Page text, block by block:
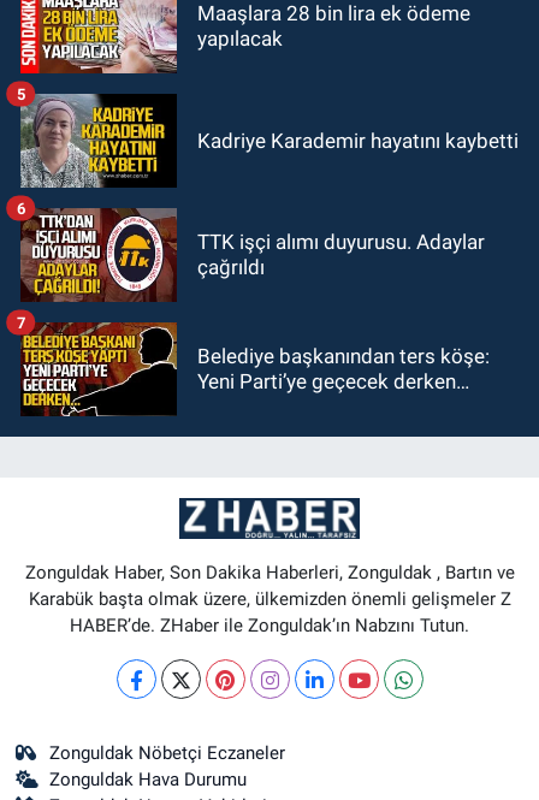
Maaşlara 28 bin lira ek ödeme
yapılacak
Kadriye Karademir hayatını kaybetti
5
TTK işçi alımı duyurusu. Adaylar
çağrıldı
6
Belediye başkanından ters köşe:
Yeni Parti’ye geçecek derken…
7
Zonguldak Haber, Son Dakika Haberleri, Zonguldak , Bartın ve
Karabük başta olmak üzere, ülkemizden önemli gelişmeler Z
HABER’de. ZHaber ile Zonguldak’ın Nabzını Tutun.
Zonguldak Nöbetçi Eczaneler
Zonguldak Hava Durumu